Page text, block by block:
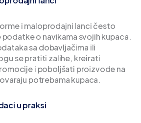
i maloprodajni lanci često
o navikama svojih kupaca.
sa dobavljačima ili
se pratiti zalihe, kreirati
i poboljšati proizvode na
potrebama kupaca.
u praksi